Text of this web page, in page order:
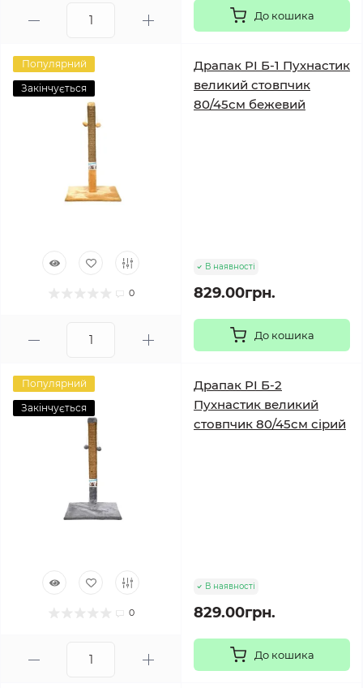
До кошика
Популярний
Закінчується
0
Драпак PI Б-1 Пухнастик
великий стовпчик
80/45см бежевий
В наявності
829.00грн.
До кошика
Популярний
Закінчується
0
Драпак PI Б-2
Пухнастик великий
стовпчик 80/45см сірий
В наявності
829.00грн.
До кошика